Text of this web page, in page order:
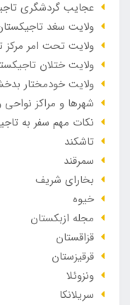
عجایب گردشگری
ولایت سغد
ولایت تحت امر مرکز
ولایت ختلان
ولایت خودمختار
شهرها و مراکز
نکات مهم سفر به
تاشکند
سمرقند
بخارای شریف
خیوه
مجله ازبکستان
قزاقستان
قرقیزستان
ونزوئلا
سریلانکا